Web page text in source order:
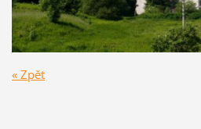
« Zpět